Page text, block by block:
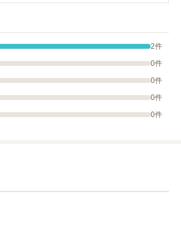
2件
0件
0件
0件
0件